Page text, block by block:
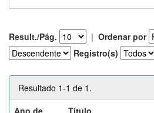
Result./Pág. | Ordenar por
Registro(s)
Resultado 1-1 de 1.
Ano de
Título